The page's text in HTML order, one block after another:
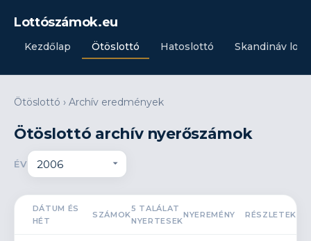
Lottószámok.eu
Kezdőlap Ötöslottó Hatoslottó Skandináv
Ötöslottó › Archív eredmények
Ötöslottó archív nyerőszámok
ÉV
DÁTUM ÉS
HÉT
SZÁMOK
5 TALÁLAT
NYERTESEK
NYEREMÉNY RÉSZLETEK